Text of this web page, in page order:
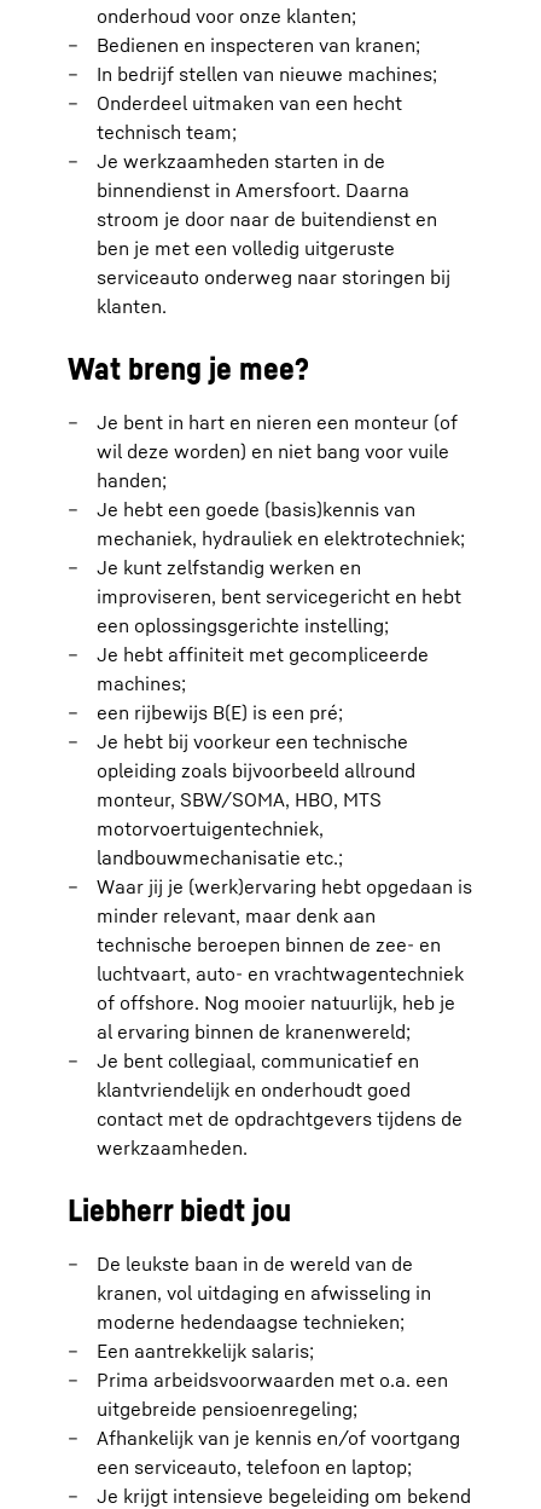
onderhoud voor onze klanten;
Bedienen en inspecteren van kranen;
In bedrijf stellen van nieuwe machines;
Onderdeel uitmaken van een hecht
technisch team;
Je werkzaamheden starten in de
binnendienst in Amersfoort. Daarna
stroom je door naar de buitendienst en
ben je met een volledig uitgeruste
serviceauto onderweg naar storingen bij
klanten.
Wat breng je mee?
Je bent in hart en nieren een monteur (of
wil deze worden) en niet bang voor vuile
handen;
Je hebt een goede (basis)kennis van
mechaniek, hydrauliek en elektrotechniek;
Je kunt zelfstandig werken en
improviseren, bent servicegericht en hebt
een oplossingsgerichte instelling;
Je hebt affiniteit met gecompliceerde
machines;
een rijbewijs B(E) is een pré;
Je hebt bij voorkeur een technische
opleiding zoals bijvoorbeeld allround
monteur, SBW/SOMA, HBO, MTS
motorvoertuigentechniek,
landbouwmechanisatie etc.;
Waar jij je (werk)ervaring hebt opgedaan is
minder relevant, maar denk aan
technische beroepen binnen de zee- en
luchtvaart, auto- en vrachtwagentechniek
of offshore. Nog mooier natuurlijk, heb je
al ervaring binnen de kranenwereld;
Je bent collegiaal, communicatief en
klantvriendelijk en onderhoudt goed
contact met de opdrachtgevers tijdens de
werkzaamheden.
Liebherr biedt jou
De leukste baan in de wereld van de
kranen, vol uitdaging en afwisseling in
moderne hedendaagse technieken;
Een aantrekkelijk salaris;
Prima arbeidsvoorwaarden met o.a. een
uitgebreide pensioenregeling;
Afhankelijk van je kennis en/of voortgang
een serviceauto, telefoon en laptop;
Je krijgt intensieve begeleiding om bekend